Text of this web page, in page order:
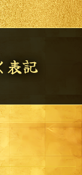
表記